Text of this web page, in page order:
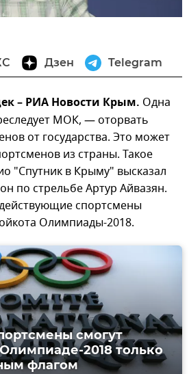
Дзен Telegram
– РИА Новости Крым. Одна
МОК, — оторвать
от государства. Это может
из страны. Такое
"Спутник в Крыму" высказал
по стрельбе Артур Айвазян.
спортсмены
Олимпиады-2018.
смогут
Олимпиаде-2018 только
флагом